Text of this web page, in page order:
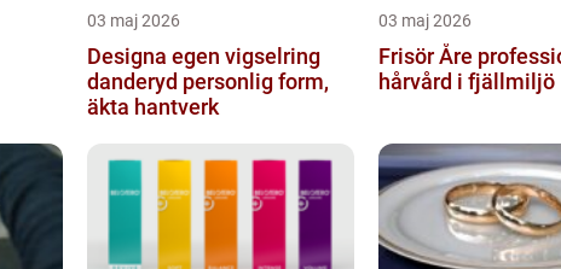
03 maj 2026
Designa egen vigselring
danderyd personlig form,
äkta hantverk
03 maj 2026
Frisör Åre professionell
hårvård i fjällmiljö